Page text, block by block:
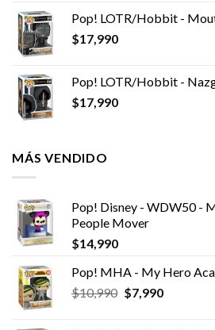
Pop! LOTR/Hobbit -
$17,990
Pop! LOTR/Hobbit -
$17,990
MÁS VENDIDO
Pop! Disney - WDW50 -
People Mover
$14,990
Pop! MHA - My Hero
$10,990 El
$7,990El